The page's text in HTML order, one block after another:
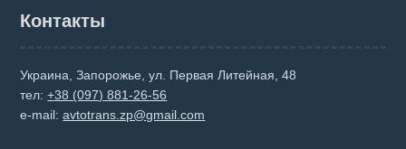
Контакты
Украина, Запорожье, ул. Первая Литейная, 48
тел:+38 (097) 881-26-56
e-mail:avtotrans.zp@gmail.com